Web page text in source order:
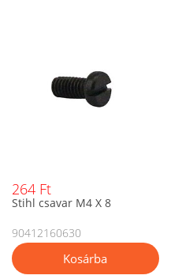
264 Ft
Stihl csavar M4 X 8
90412160630